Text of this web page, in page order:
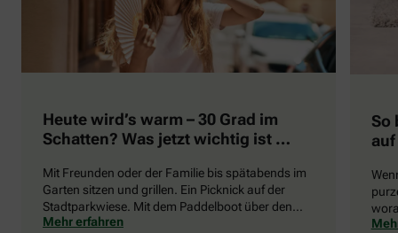
Heute wird’s warm – 30 Grad im
Schatten? Was jetzt wichtig ist …
Mit Freunden oder der Familie bis spätabends im
Garten sitzen und grillen. Ein Picknick auf der
Stadtparkwiese. Mit dem Paddelboot über den
See gleiten oder eine Radtour durch die blühende
Mehr erfahren
So
die